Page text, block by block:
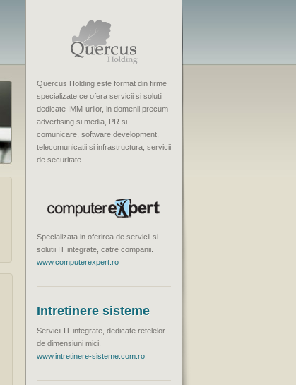
Quercus Holding este format din firme
specializate ce ofera servicii si solutii
dedicate IMM-urilor, in domenii precum
advertising si media, PR si
comunicare, software development,
telecomunicatii si infrastructura, servicii
de securitate.
Specializata in oferirea de servicii si
solutii IT integrate, catre companii.
www.computerexpert.ro
Intretinere sisteme
Servicii IT integrate, dedicate retelelor
de dimensiuni mici.
www.intretinere-sisteme.com.ro